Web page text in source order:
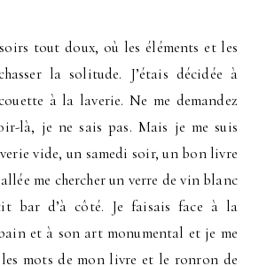
tout doux, où les éléments et les
la solitude. J’étais décidée à
à la laverie. Ne me demandez
là, je ne sais pas. Mais je me suis
vide, un samedi soir, un bon livre
me chercher un verre de vin blanc
bar d’à côté. Je faisais face à la
et à son art monumental et je me
mots de mon livre et le ronron de